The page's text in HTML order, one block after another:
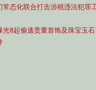
常态化联合打击涉税违法犯罪
光8起偷逃贵重首饰及珠宝玉